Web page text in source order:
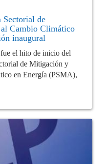
Sectorial de
Cambio Climático
inaugural
el hito de inicio del
de Mitigación y
en Energía (PSMA),